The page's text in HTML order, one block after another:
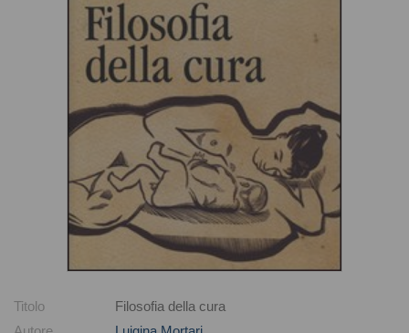
Titolo
Filosofia della cura